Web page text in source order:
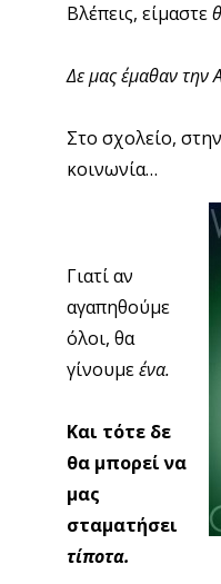
Βλέπεις, είμαστε
Δε μας έμαθαν την
Στο σχολείο,
κοινωνία…
Γιατί αν
αγαπηθούμε
όλοι, θα
γίνουμεένα.
Και τότε δε
θα μπορεί να
μας
σταματήσει
τίποτα.